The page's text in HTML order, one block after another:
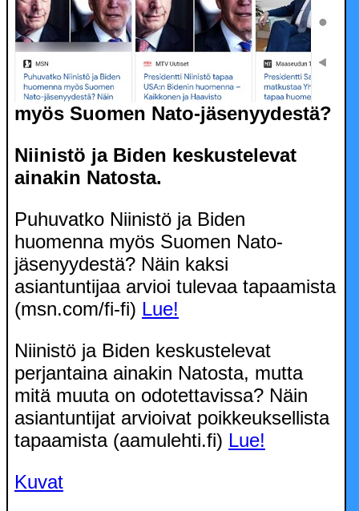
myös Suomen Nato-jäsenyydestä?
Niinistö ja Biden keskustelevat
ainakin Natosta.
Puhuvatko Niinistö ja Biden
huomenna myös Suomen Nato-
jäsenyydestä? Näin kaksi
asiantuntijaa arvioi tulevaa tapaamista
(msn.com/fi-fi) Lue!
Niinistö ja Biden keskustelevat
perjantaina ainakin Natosta, mutta
mitä muuta on odotettavissa? Näin
asiantuntijat arvioivat poikkeuksellista
tapaamista (aamulehti.fi) Lue!
Kuvat